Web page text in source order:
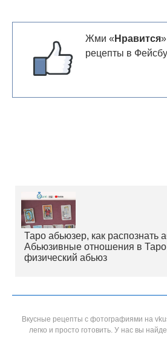
Жми « Нравится
рецепты в
Таро абьюзер, как распознать
Абьюзивные отношения в Таро
физический абьюз
Вкусные рецепты с фотографиями на
легко и просто готовить. У нас вы